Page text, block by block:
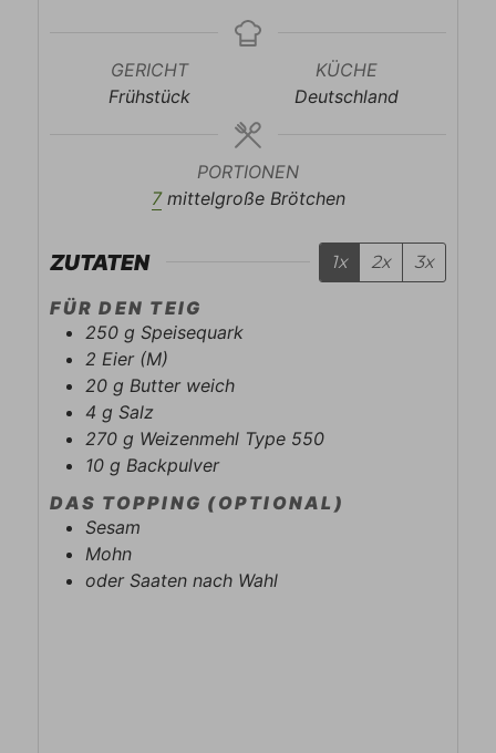
GERICHT
Frühstück
KÜCHE
Deutschland
PORTIONEN
7 mittelgroße Brötchen
ZUTATEN 1x 2x 3x
FÜR DEN TEIG
250 g Speisequark
2 Eier (M)
20 g Butter weich
4 g Salz
270 g Weizenmehl Type 550
10 g Backpulver
DAS TOPPING (OPTIONAL)
Sesam
Mohn
oder Saaten nach Wahl